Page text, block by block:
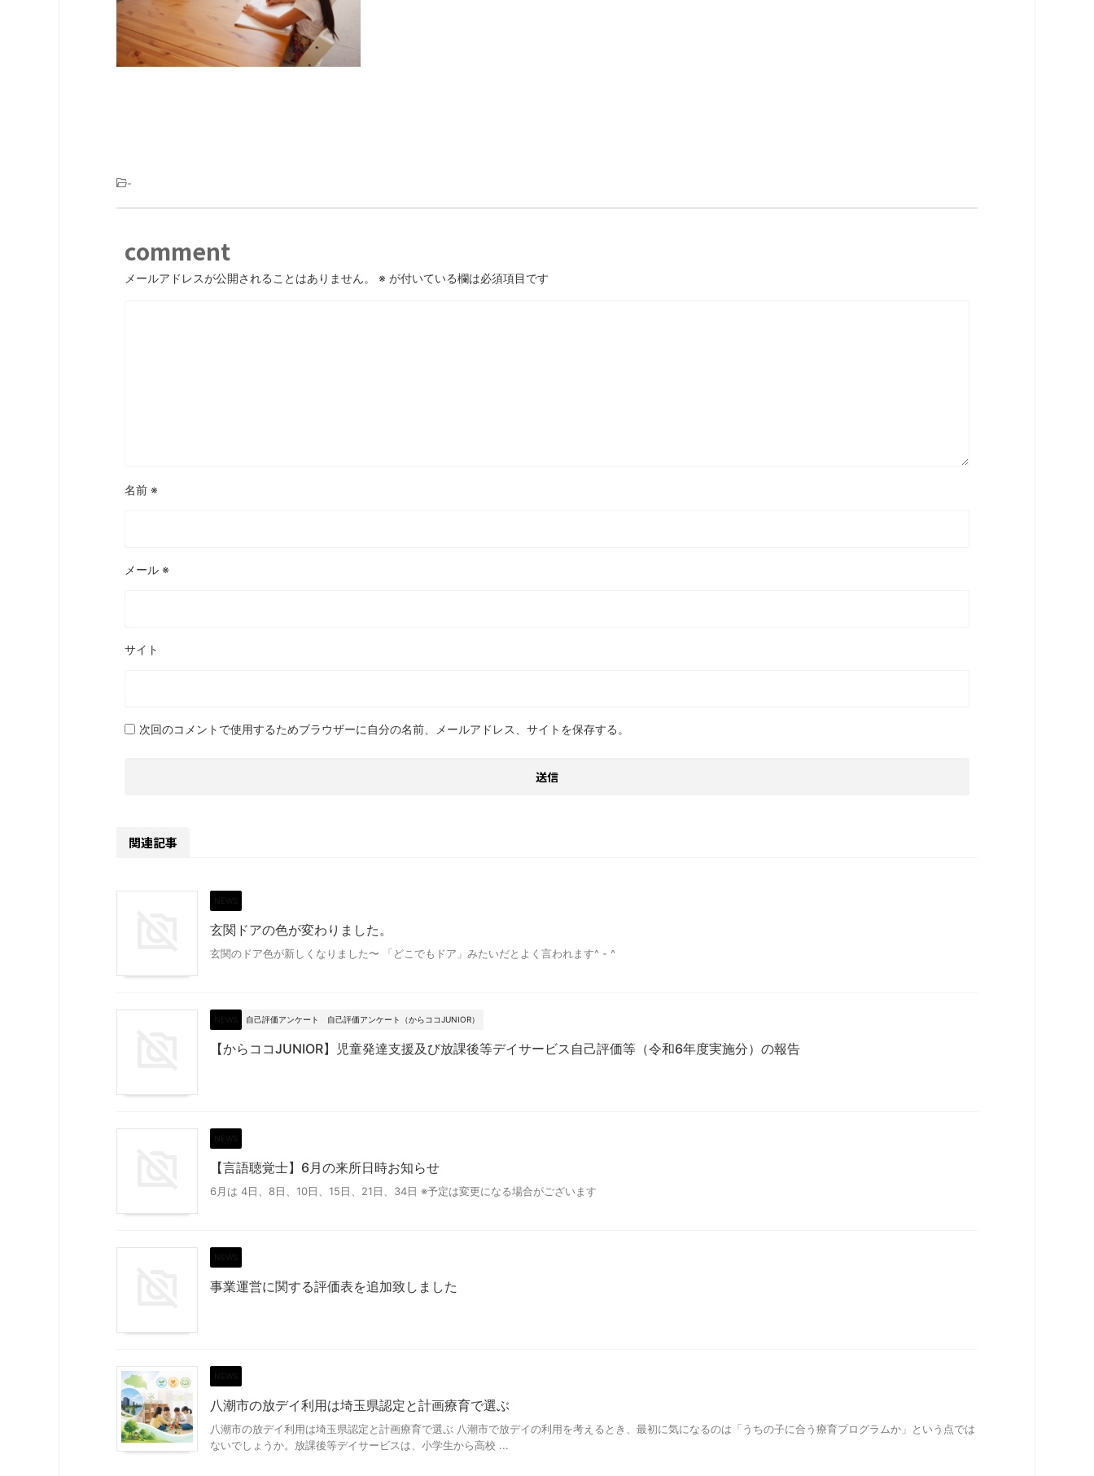
-
comment
メールアドレスが公開されることはありません。 ※ が付いている欄は必須項目です
名前 ※
メール ※
サイト
次回のコメントで使用するためブラウザーに自分の名前、メールアドレス、サイトを保存する。
関連記事
NEWS
玄関ドアの色が変わりました。
玄関のドア色が新しくなりました〜 「どこでもドア」みたいだとよく言われます^ - ^
NEWS 自己評価アンケート 自己評価アンケート（からココJUNIOR）
【からココJUNIOR】児童発達支援及び放課後等デイサービス自己評価等（令和6年度実施分）の報告
NEWS
【言語聴覚士】6月の来所日時お知らせ
6月は 4日、8日、10日、15日、21日、34日 ※予定は変更になる場合がございます
NEWS
事業運営に関する評価表を追加致しました
NEWS
八潮市の放デイ利用は埼玉県認定と計画療育で選ぶ
八潮市の放デイ利用は埼玉県認定と計画療育で選ぶ 八潮市で放デイの利用を考えるとき、最初に気になるのは「うちの子に合う療育プログラムか」という点では
ないでしょうか。放課後等デイサービスは、小学生から高校 ...